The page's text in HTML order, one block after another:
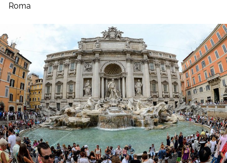
Roma